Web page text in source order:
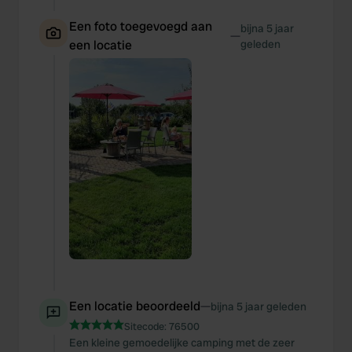
Een foto toegevoegd aan
een locatie
—bijna 5 jaar
geleden
Een locatie beoordeeld—bijna 5 jaar geleden
Sitecode: 76500
Een kleine gemoedelijke camping met de zeer